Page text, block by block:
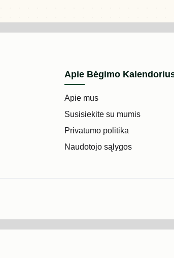
Apie Bėgimo
Apie mus
Susisiekite su mumis
Privatumo politika
Naudotojo sąlygos